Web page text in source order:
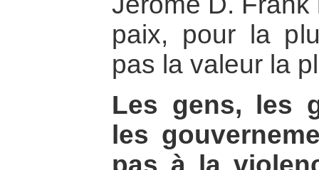
paix, pour la
pas la valeur la
Les gens, les
les